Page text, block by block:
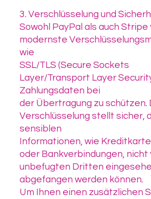
3. Verschlüsselung und
Sowohl PayPal als auch
modernste
wie
SSL/TLS (Secure Sockets
Layer/Transport Layer
Zahlungsdaten bei
der Übertragung zu schützen.
Verschlüsselung stellt sicher,
sensiblen
Informationen, wie
oder Bankverbindungen, nicht
unbefugten Dritten
abgefangen werden können.
Um Ihnen einen zusätzlichen